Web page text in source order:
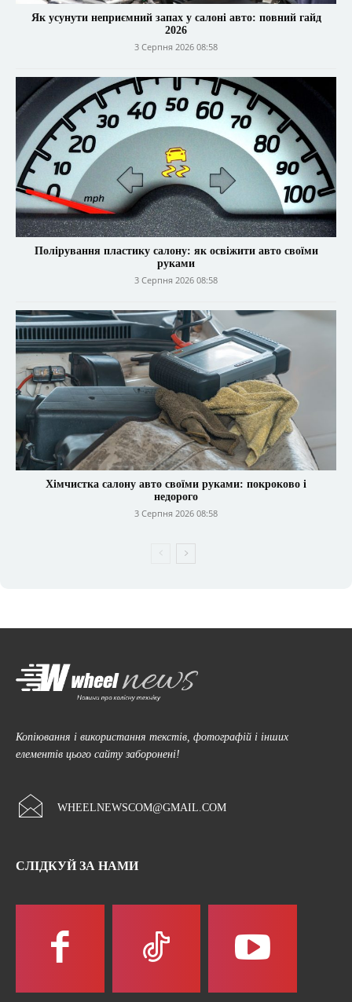
Як усунути неприємний запах у салоні авто: повний гайд
2026
3 Серпня 2026 08:58
Полірування пластику салону: як освіжити авто своїми
руками
3 Серпня 2026 08:58
Хімчистка салону авто своїми руками: покроково і
недорого
3 Серпня 2026 08:58
Копіювання і використання текстів, фотографій і інших
елементів цього сайту заборонені!
WHEELNEWSCOM@GMAIL.COM
СЛІДКУЙ ЗА НАМИ